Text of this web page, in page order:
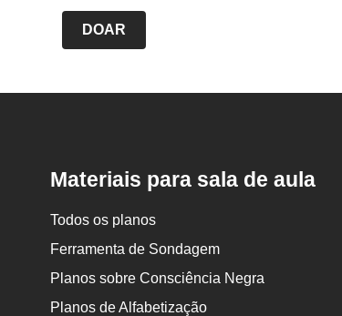
DOAR
Materiais para sala de aula
Todos os planos
Ferramenta de Sondagem
Planos sobre Consciência Negra
Planos de Alfabetização